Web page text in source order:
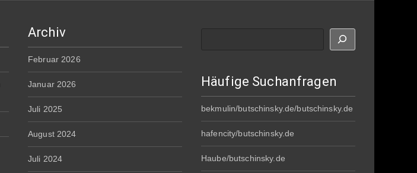
Archiv
Februar 2026
Januar 2026
Juli 2025
August 2024
Juli 2024
Häufige Suchanfragen
bekmulin/butschinsky.de/butschinsky.de
hafencity/butschinsky.de
Haube/butschinsky.de